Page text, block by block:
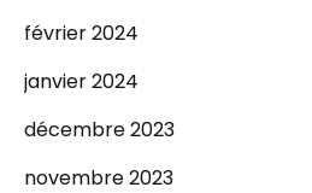
février 2024
janvier 2024
décembre 2023
novembre 2023